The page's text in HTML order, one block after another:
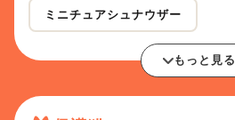
ミニチュアシュナウザー
もっと見る